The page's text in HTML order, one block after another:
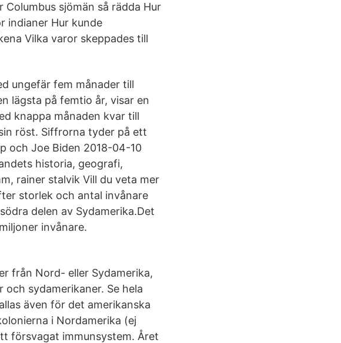
sjömän så rädda Hur
indianer Hur kunde
Vilka varor skeppades till
ungefär fem månader till
lägsta på femtio år, visar en
knappa månaden kvar till
röst. Siffrorna tyder på ett
och Joe Biden 2018-04-10
historia, geografi,
rainer stalvik Vill du veta mer
storlek och antal invånare
delen av Sydamerika.Det
invånare.
från Nord- eller Sydamerika,
sydamerikaner. Se hela
även för det amerikanska
i Nordamerika (ej
försvagat immunsystem. Året